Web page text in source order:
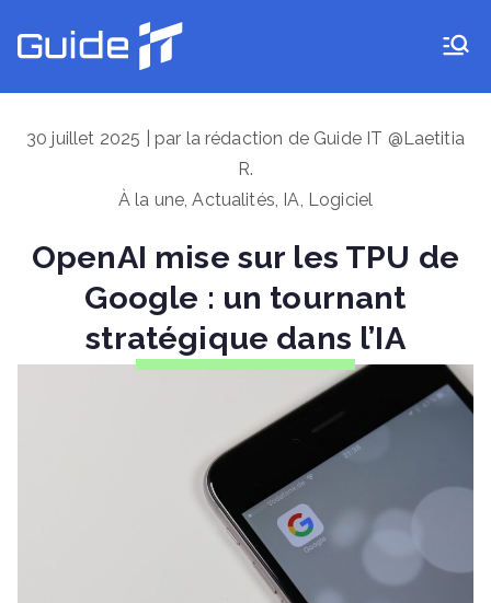
au
30 juillet 2025 | par la rédaction de Guide IT @Laetitia
R.
À la une,Actualités, IA, Logiciel
OpenAI mise sur les TPU de
Google : un tournant
stratégique dans l’IA